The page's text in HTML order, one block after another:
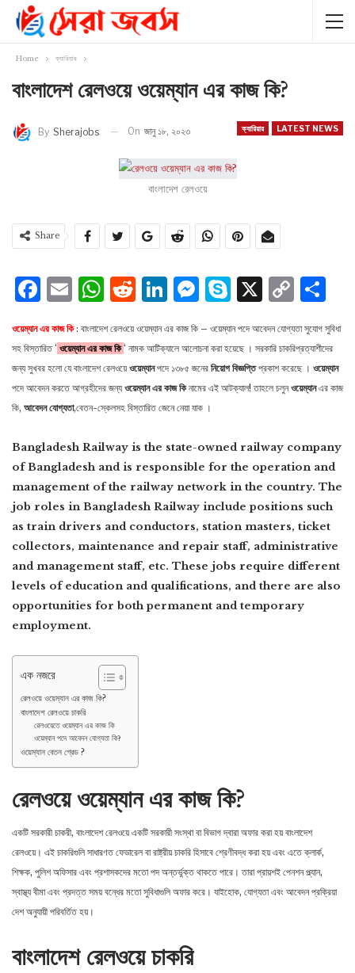
Home ক্যারিয়ার
বাংলাদেশ রেলওয়ে ওয়েম্যান এর কাজ কি?
ক্যারিয়ার LATEST NEWS
By Sherajobs On জানু ১৮, ২০২৩
বাংলাদেশ রেলওয়ে
Share
Facebook
Email
WhatsApp
Reddit
LinkedIn
Messenger
Skype
X
ওয়েম্যান এর কাজ কি: বাংলাদেশ রেলওয়ে ওয়েম্যান এর কাজ কি – ওয়েম্যান পদে আবেদন যোগ্যতা সুযোগ সুবিধা
সহ বিস্তারিত ‘ ওয়েম্যান এর কাজ কি ‘ নামক আটিক্যালে আলোচনা করা হয়েছে । সরকারি চাকরিপ্রত্যাশীদের
জন্য সুখবর হলো যে বাংলাদেশ রেলওয়েওয়েম্যানপদে ১৩৮৫ জনের নিয়োগ বিজ্ঞপ্তিপ্রকাশ করেছে । ওয়েম্যান
পদে আবেদন করতে আগ্রহীদের জন্যওয়েম্যান এর কাজ কিনামের এই আটক্যাল! তাহলে চলুনওয়েম্যানএর কাজ
কি, আবেদন যোগ্যতা,বেতন-স্কেলসহ বিস্তারিত জেনে নেয়া যাক ।
Bangladesh Railway is the state-owned railway company
of Bangladesh and is responsible for the operation and
management of the railway network in the country. The
job roles in Bangladesh Railway include positions such
as train drivers and conductors, station masters, ticket
collectors, maintenance and repair staff, administrative
and management staff, etc. These jobs require different
levels of education and qualifications, and there are also
opportunities for both permanent and temporary
employment.
এক নজরে
রেলওয়ে ওয়েম্যান এর কাজ কি?
বাংলাদেশ রেলওয়ে চাকরি
রেলওয়েতে ওয়েম্যান এর কাজ কি
ওয়েম্যান পদে আবেদন যোগ্যতা কি?
ওয়েম্যান বেতন গ্রেড ?
রেলওয়ে ওয়েম্যান এর কাজ কি?
একটি সরকারী চাকরী, বাংলাদেশ রেলওয়ে একটি সরকারী সংস্থা বা বিভাগ দ্বারা অফার করা হয় বাংলাদেশ
রেলওয়ে। এই চাকরিগুলি সাধারণত ফেডারেল বা রাষ্ট্রীয় চাকরি হিসাবে শ্রেণীবদ্ধ করা হয় এবং এতে ক্লার্ক,
শিক্ষক, পুলিশ অফিসার এবং প্রশাসকদের মতো পদ অন্তর্ভুক্ত থাকতে পারে। তারা প্রায়শই পেনশন প্ল্যান,
স্বাস্থ্য বীমা এবং প্রদত্ত সময় বন্ধের মতো সুবিধাগুলি অফার করে। যাইহোক, যোগ্যতা এবং আবেদন প্রক্রিয়া
দেশ অনুযায়ী পরিবর্তিত হয়।
বাংলাদেশ রেলওয়ে চাকরি